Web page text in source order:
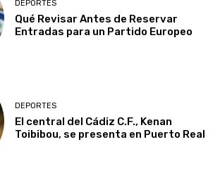
DEPORTES
Qué Revisar Antes de Reservar
Entradas para un Partido Europeo
DEPORTES
El central del Cádiz C.F., Kenan
Toibibou, se presenta en Puerto Real